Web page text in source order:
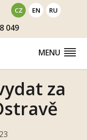
CZ EN RU
049
MENU
za